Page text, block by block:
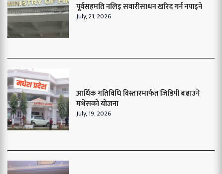
पूर्वसहमति नलिइ सवारीसाधन खरिद गर्न नपाइने
July, 21, 2026
आर्थिक गतिविधि विस्तारमार्फत जिडिपी बढाउने
मधेसको योजना
July, 19, 2026